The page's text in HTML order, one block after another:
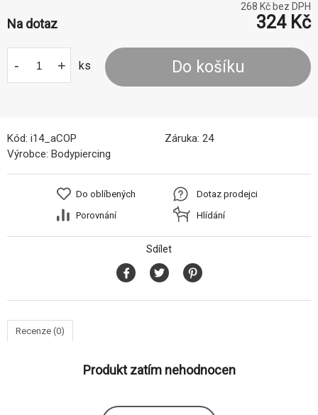
268 Kč bez DPH
Na dotaz 324Kč
- + ks Do košíku
Kód: i14_aCOP Záruka: 24
Výrobce: Bodypiercing
Do oblíbených
Porovnání
Dotaz prodejci
Hlídání
Sdílet
Recenze (0)
Produkt zatím nehodnocen